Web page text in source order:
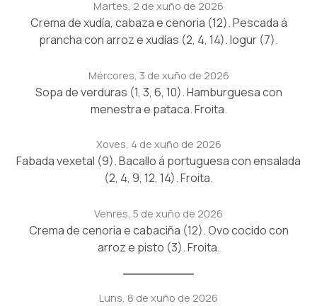
Martes, 2 de xuño de 2026
Crema de xudía, cabaza e cenoria (12). Pescada á
prancha con arroz e xudías (2, 4, 14). Iogur (7).
Mércores, 3 de xuño de 2026
Sopa de verduras (1, 3, 6, 10). Hamburguesa con
menestra e pataca. Froita.
Xoves, 4 de xuño de 2026
Fabada vexetal (9). Bacallo á portuguesa con ensalada
(2, 4, 9, 12, 14). Froita.
Venres, 5 de xuño de 2026
Crema de cenoria e cabaciña (12). Ovo cocido con
arroz e pisto (3). Froita.
Luns, 8 de xuño de 2026